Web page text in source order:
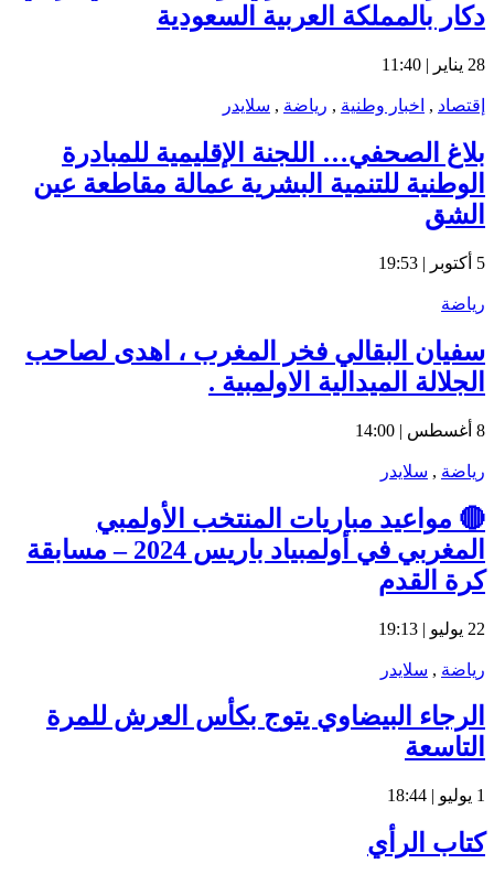
دكار بالمملكة العربية السعودية
28 يناير | 11:40
إقتصاد , اخبار وطنية , رياضة , سلايدر
بلاغ الصحفي… اللجنة الإقليمية للمبادرة
الوطنية للتنمية البشرية عمالة مقاطعة عين
الشق
5 أكتوبر | 19:53
رياضة
سفيان البقالي فخر المغرب ، اهدى لصاحب
الجلالة الميدالية الاولمبية .
8 أغسطس | 14:00
رياضة , سلايدر
🔴 مواعيد مباريات المنتخب الأولمبي
المغربي في أولمبياد باريس 2024 – مسابقة
كرة القدم
22 يوليو | 19:13
رياضة , سلايدر
الرجاء البيضاوي يتوج بكأس العرش للمرة
التاسعة
1 يوليو | 18:44
كتاب الرأي